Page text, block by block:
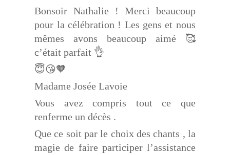
Bonsoir Nathalie ! Merci beaucoup
pour la célébration ! Les gens et nous
mêmes avons beaucoup aimé 🥰
c’était parfait 👌
😇😘🧡
Madame Josée Lavoie
Vous avez compris tout ce que
renferme un décès .
Que ce soit par le choix des chants , la
magie de faire participer l’assistance